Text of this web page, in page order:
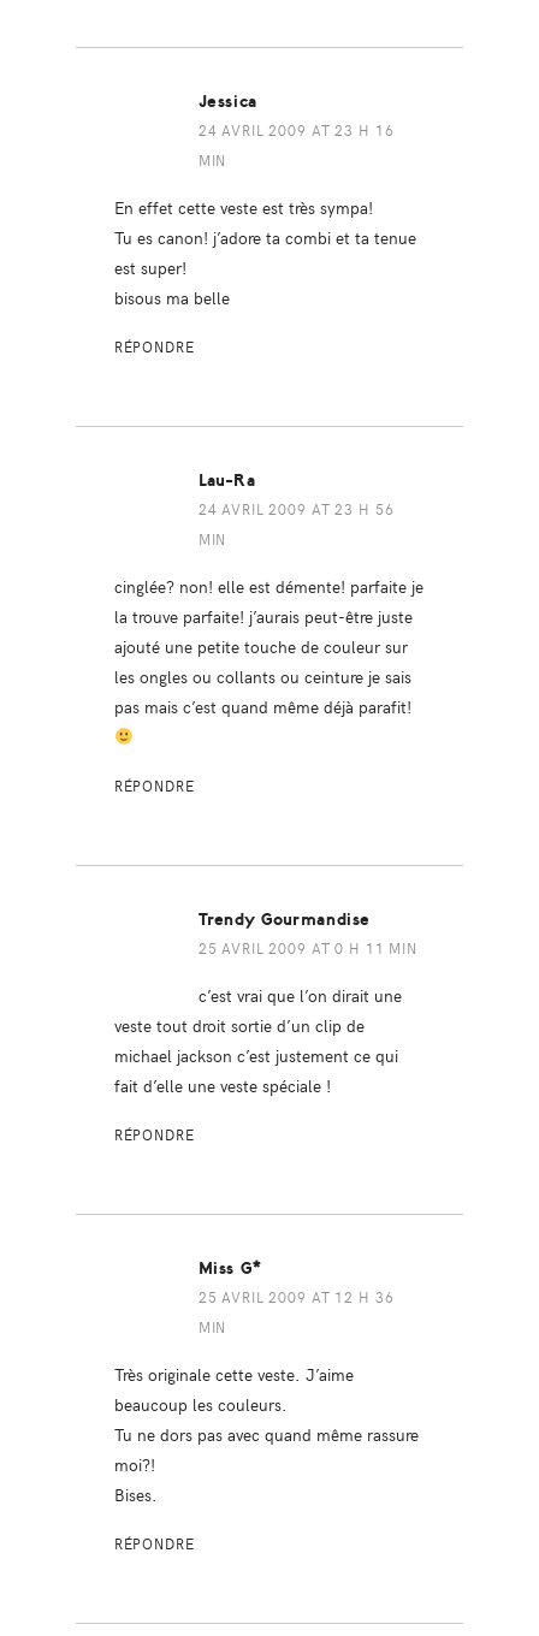
Jessica
24 AVRIL 2009 AT 23 H 16
MIN
En effet cette veste est très sympa!
Tu es canon! j’adore ta combi et ta tenue
est super!
bisous ma belle
RÉPONDRE
Lau-Ra
24 AVRIL 2009 AT 23 H 56
MIN
cinglée? non! elle est démente! parfaite je
la trouve parfaite! j’aurais peut-être juste
ajouté une petite touche de couleur sur
les ongles ou collants ou ceinture je sais
pas mais c’est quand même déjà parafit!
RÉPONDRE
Trendy Gourmandise
25 AVRIL 2009 AT 0 H 11 MIN
c’est vrai que l’on dirait une
veste tout droit sortie d’un clip de
michael jackson c’est justement ce qui
fait d’elle une veste spéciale !
RÉPONDRE
Miss G*
25 AVRIL 2009 AT 12 H 36
MIN
Très originale cette veste. J’aime
beaucoup les couleurs.
Tu ne dors pas avec quand même rassure
moi?!
Bises.
RÉPONDRE